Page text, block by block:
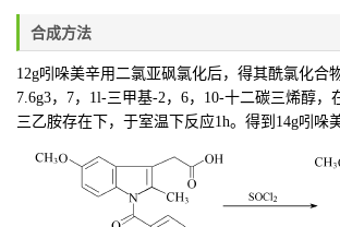
合成方法
12g吲哚美辛用二氯亚砜氯化后，得其酰氯化合
7.6g3，7，1l-三甲基-2，6，10-十二碳三烯醇，
三乙胺存在下，于室温下反应1h。得到14g吲哚